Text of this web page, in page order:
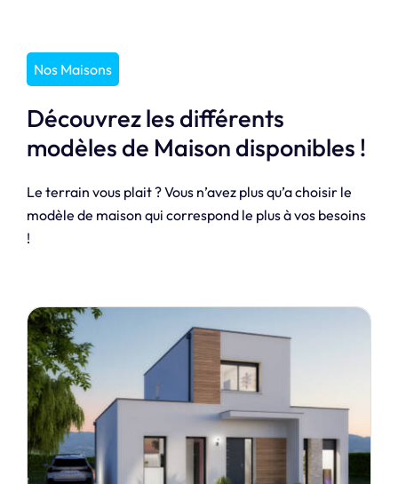
Nos Maisons
Découvrez les différents
modèles de Maison disponibles !
Le terrain vous plait ? Vous n’avez plus qu’a choisir le
modèle de maison qui correspond le plus à vos besoins
!